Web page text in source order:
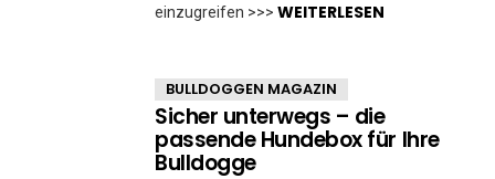
einzugreifen >>> WEITERLESEN
BULLDOGGEN MAGAZIN
Sicher unterwegs – die
passende Hundebox für Ihre
Bulldogge